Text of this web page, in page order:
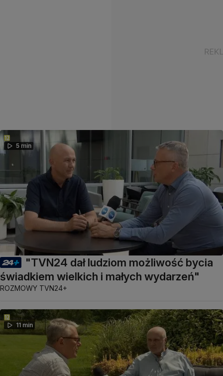
5 min
"TVN24 dał ludziom możliwość bycia
świadkiem wielkich i małych wydarzeń"
ROZMOWY TVN24+
11 min